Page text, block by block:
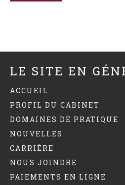
LE SITE EN
ACCUEIL
PROFIL DU CABINET
DOMAINES DE PRATIQUE
NOUVELLES
CARRIÈRE
NOUS JOINDRE
PAIEMENTS EN LIGNE